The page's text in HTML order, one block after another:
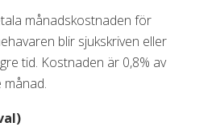
månadskostnaden för
blir sjukskriven eller
tid. Kostnaden är 0,8% av